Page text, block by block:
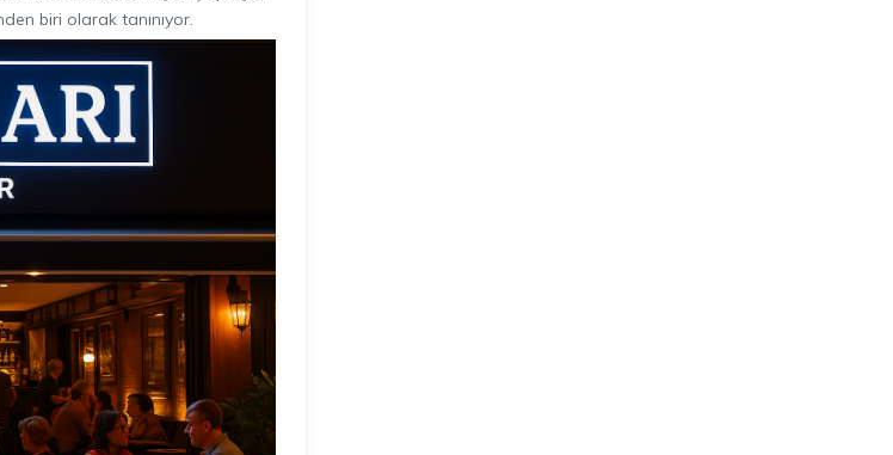
biri olarak tanınıyor.